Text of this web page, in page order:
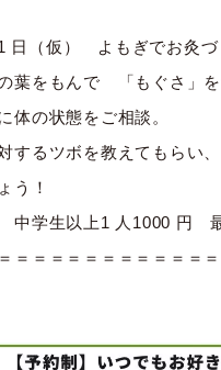
日（仮） よもぎでお灸づ
葉をもんで 「もぐさ」
体の状態をご相談。
するツボを教えてもらい
う！
中学生以上1 人1000 円
＝＝＝＝＝＝＝＝＝＝＝